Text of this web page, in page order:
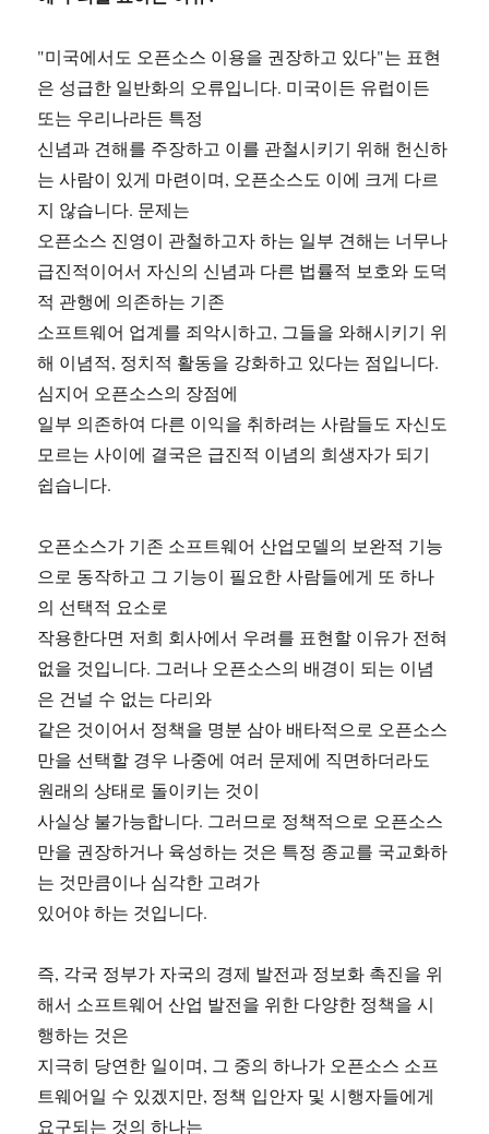
"미국에서도 오픈소스 이용을 권장하고 있다"는 표현
은 성급한 일반화의 오류입니다. 미국이든 유럽이든
또는 우리나라든 특정
신념과 견해를 주장하고 이를 관철시키기 위해 헌신하
는 사람이 있게 마련이며, 오픈소스도 이에 크게 다르
지 않습니다. 문제는
오픈소스 진영이 관철하고자 하는 일부 견해는 너무나
급진적이어서 자신의 신념과 다른 법률적 보호와 도덕
적 관행에 의존하는 기존
소프트웨어 업계를 죄악시하고, 그들을 와해시키기 위
해 이념적, 정치적 활동을 강화하고 있다는 점입니다.
심지어 오픈소스의 장점에
일부 의존하여 다른 이익을 취하려는 사람들도 자신도
모르는 사이에 결국은 급진적 이념의 희생자가 되기
쉽습니다.
오픈소스가 기존 소프트웨어 산업모델의 보완적 기능
으로 동작하고 그 기능이 필요한 사람들에게 또 하나
의 선택적 요소로
작용한다면 저희 회사에서 우려를 표현할 이유가 전혀
없을 것입니다. 그러나 오픈소스의 배경이 되는 이념
은 건널 수 없는 다리와
같은 것이어서 정책을 명분 삼아 배타적으로 오픈소스
만을 선택할 경우 나중에 여러 문제에 직면하더라도
원래의 상태로 돌이키는 것이
사실상 불가능합니다. 그러므로 정책적으로 오픈소스
만을 권장하거나 육성하는 것은 특정 종교를 국교화하
는 것만큼이나 심각한 고려가
있어야 하는 것입니다.
즉, 각국 정부가 자국의 경제 발전과 정보화 촉진을 위
해서 소프트웨어 산업 발전을 위한 다양한 정책을 시
행하는 것은
지극히 당연한 일이며, 그 중의 하나가 오픈소스 소프
트웨어일 수 있겠지만, 정책 입안자 및 시행자들에게
요구되는 것의 하나는